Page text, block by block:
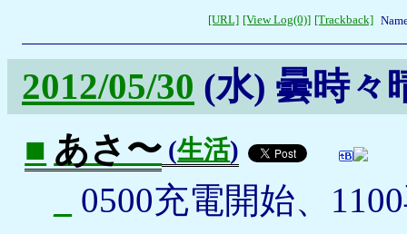
[URL] [View Log(0)] [Trackback]
2012/05/30 (水) 曇時々
■ あさ〜 (生活)
0500充電開始、